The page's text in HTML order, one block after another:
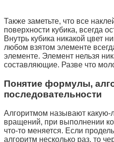
Также заметьте, что все
поверхности кубика, всегда
Внутрь кубика никакой цвет
любом взятом элементе
элементе. Элемент нельзя
составляющие. Разве что
Понятие формулы,
последовательности
Алгоритмом называют какую-
вращений, при выполнении
что-то меняется. Если
алгоритм несколько раз, то